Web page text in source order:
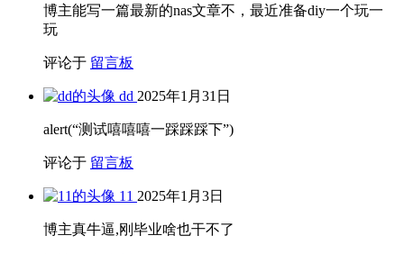
博主能写一篇最新的nas文章不，最近准备diy一个玩一
玩
评论于 留言板
dd 2025年1月31日
alert(“测试嘻嘻嘻一踩踩踩下”)
评论于 留言板
11 2025年1月3日
博主真牛逼,刚毕业啥也干不了